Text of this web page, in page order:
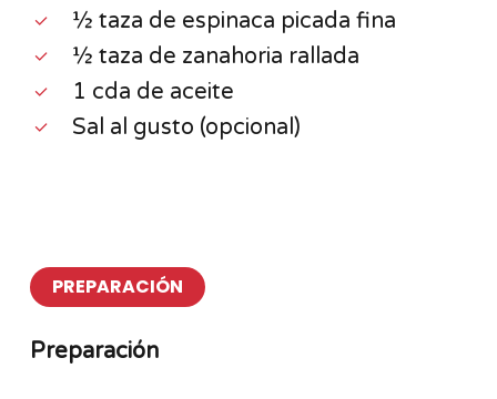
½ taza de espinaca picada fina
½ taza de zanahoria rallada
1 cda de aceite
Sal al gusto (opcional)
PREPARACIÓN
Preparación